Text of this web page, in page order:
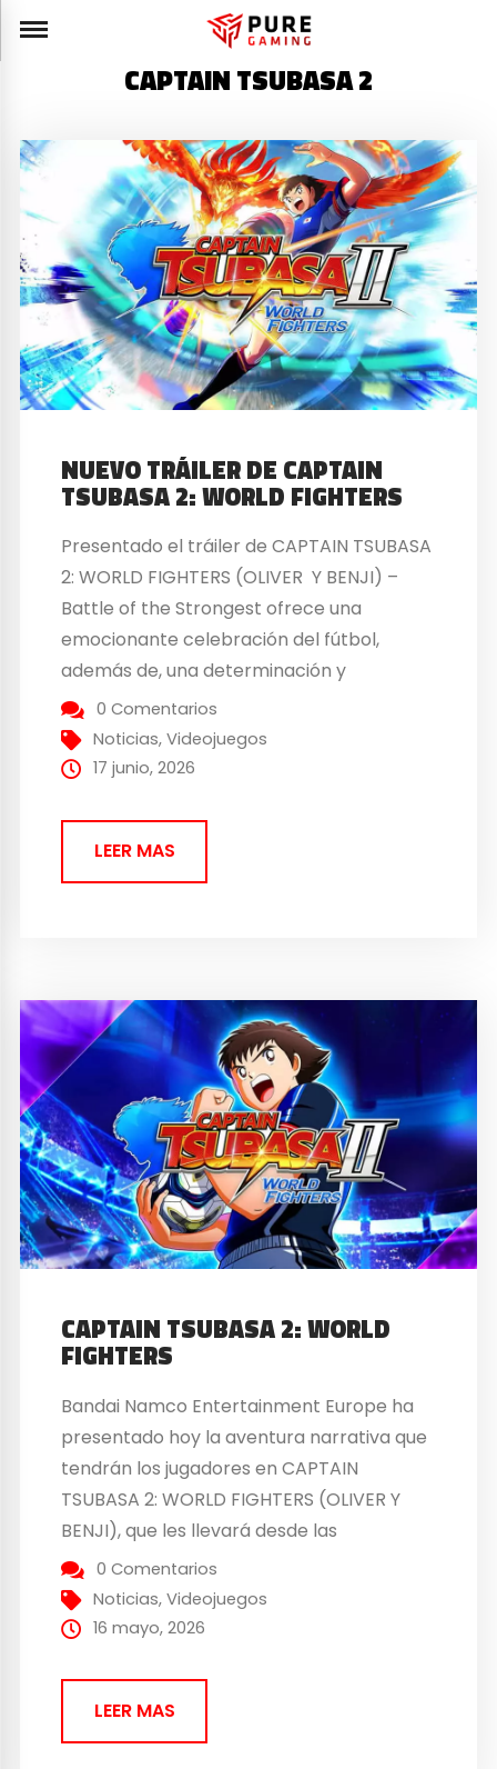
CAPTAIN TSUBASA 2
NUEVO TRÁILER DE CAPTAIN
TSUBASA 2: WORLD FIGHTERS
Presentado el tráiler de CAPTAIN TSUBASA
2: WORLD FIGHTERS (OLIVER Y BENJI) –
Battle of the Strongest ofrece una
emocionante celebración del fútbol,
además de, una determinación y
búsqueda de la grandeza en la escena
mundial. Con una combinación de
imágenes dinámicas, acción trepidante y
la selección nacional...
0 Comentarios
Noticias,Videojuegos
17 junio, 2026
LEER MAS
CAPTAIN TSUBASA 2: WORLD
FIGHTERS
Bandai Namco Entertainment Europe ha
presentado hoy la aventura narrativa que
tendrán los jugadores en CAPTAIN
TSUBASA 2: WORLD FIGHTERS (OLIVER Y
BENJI), que les llevará desde las
competiciones continentales hasta el
mayor escenario de fútbol mundial. El
juego saldrá a la venta el 28 de agosto de
0 Comentarios
Noticias,Videojuegos
16 mayo, 2026
LEER MAS